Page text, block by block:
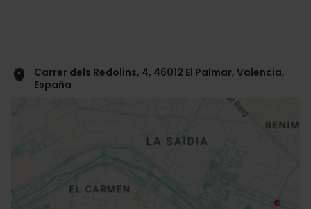
Carrer dels Redolins, 4, 46012 El Palmar, Valencia,
España